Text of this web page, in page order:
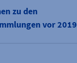
zu den
vor 2019